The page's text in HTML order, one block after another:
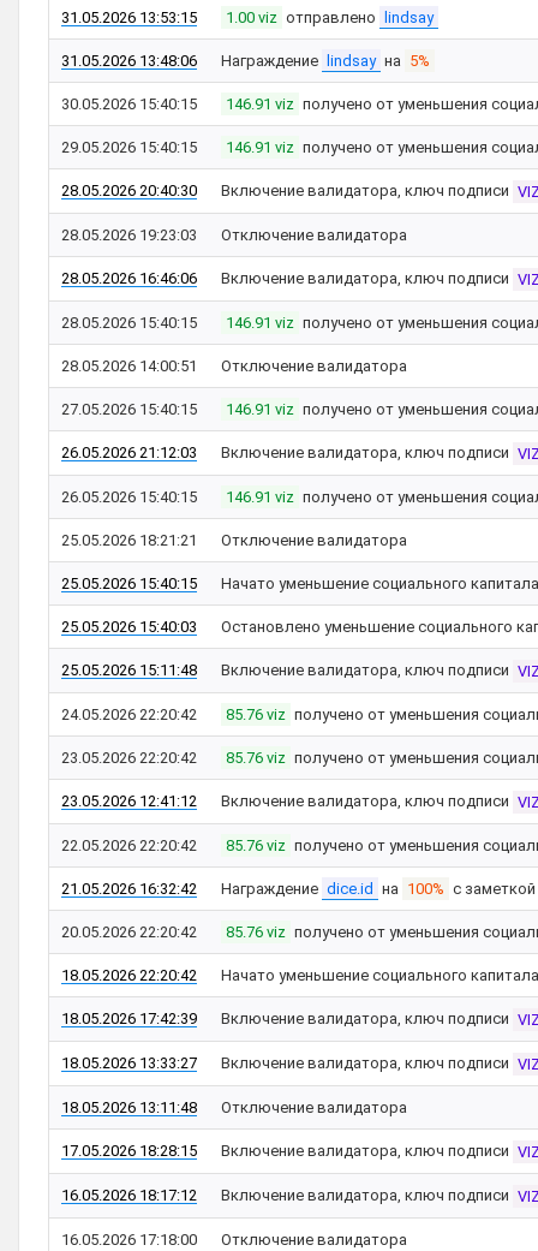
31.05.2026 13:53:15 1.00 viz отправлено lindsay
31.05.2026 13:48:06 Награждение lindsay на 5%
30.05.2026 15:40:15 146.91 viz получено от уменьшения
29.05.2026 15:40:15 146.91 viz получено от уменьшения
28.05.2026 20:40:30 Включение валидатора, ключ подписи
28.05.2026 19:23:03 Отключение валидатора
28.05.2026 16:46:06 Включение валидатора, ключ подписи
28.05.2026 15:40:15 146.91 viz получено от уменьшения
28.05.2026 14:00:51 Отключение валидатора
27.05.2026 15:40:15 146.91 viz получено от уменьшения
26.05.2026 21:12:03 Включение валидатора, ключ подписи
26.05.2026 15:40:15 146.91 viz получено от уменьшения
25.05.2026 18:21:21 Отключение валидатора
25.05.2026 15:40:15 Начато уменьшение социального
25.05.2026 15:40:03 Остановлено уменьшение социального
25.05.2026 15:11:48 Включение валидатора, ключ подписи
24.05.2026 22:20:42 85.76 viz получено от уменьшения
23.05.2026 22:20:42 85.76 viz получено от уменьшения
23.05.2026 12:41:12 Включение валидатора, ключ подписи
22.05.2026 22:20:42 85.76 viz получено от уменьшения
21.05.2026 16:32:42 Награждение dice.id на 100% с заметкой
20.05.2026 22:20:42 85.76 viz получено от уменьшения
18.05.2026 22:20:42 Начато уменьшение социального
18.05.2026 17:42:39 Включение валидатора, ключ подписи
18.05.2026 13:33:27 Включение валидатора, ключ подписи
18.05.2026 13:11:48 Отключение валидатора
17.05.2026 18:28:15 Включение валидатора, ключ подписи
16.05.2026 18:17:12 Включение валидатора, ключ подписи
16.05.2026 17:18:00 Отключение валидатора